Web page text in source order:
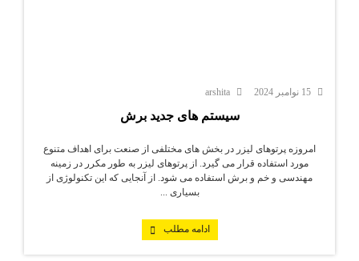
arshita
سیستم های جدید برش
امروزه پرتوهای لیزر در بخش های مختلفی از صنعت برای اهداف متنوع
مورد استفاده قرار می گیرد. از پرتوهای لیزر به طور مکرر در زمینه
مهندسی و خم و برش استفاده می شود. از آنجایی که این تکنولوژی از
بسیاری ...
ادامه مطلب